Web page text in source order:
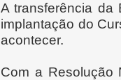
A transferência da
implantação do
acontecer.
Com a Resolução